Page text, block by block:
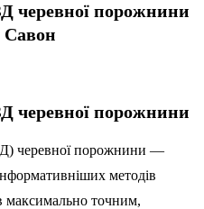
черевної порожнини
Савон
черевної порожнини
черевної порожнини —
методів
максимально точним,